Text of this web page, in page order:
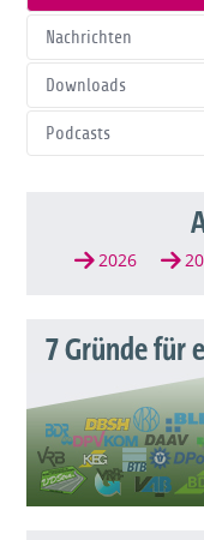
Nachrichten
Downloads
Podcasts
2026
7 Gründe für